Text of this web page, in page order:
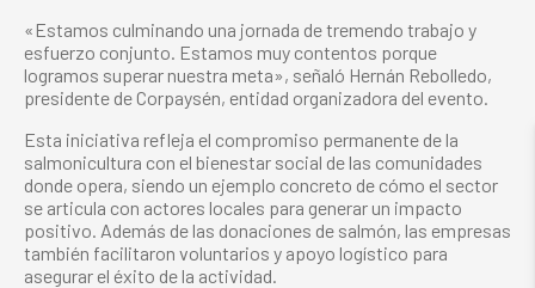
«Estamos culminando una jornada de tremendo trabajo y
esfuerzo conjunto. Estamos muy contentos porque
logramos superar nuestra meta», señaló Hernán Rebolledo,
presidente de Corpaysén, entidad organizadora del evento.
Esta iniciativa refleja el compromiso permanente de la
salmonicultura con el bienestar social de las comunidades
donde opera, siendo un ejemplo concreto de cómo el sector
se articula con actores locales para generar un impacto
positivo. Además de las donaciones de salmón, las empresas
también facilitaron voluntarios y apoyo logístico para
asegurar el éxito de la actividad.